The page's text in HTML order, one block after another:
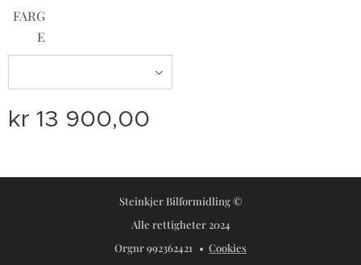
FARG
E
kr 13 900,00
Steinkjer Bilformidling ©
Alle rettigheter 2024
Orgnr 992362421
Cookies